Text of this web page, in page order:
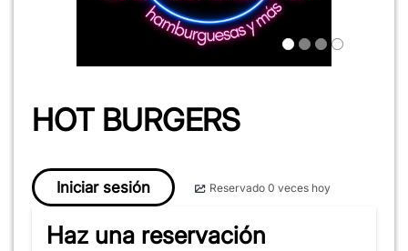
HOT BURGERS
Iniciar sesión Reservado 0 veces hoy
Haz una reservación